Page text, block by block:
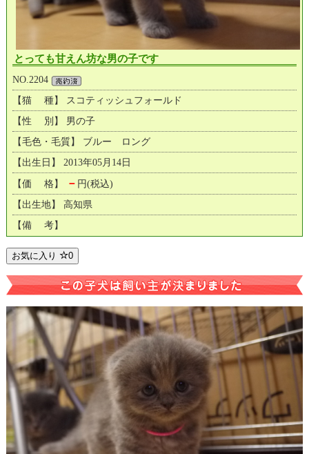
とっても甘えん坊な男の子です
NO.2204
【猫 種】 スコティッシュフォールド
【性 別】 男の子
【毛色・毛質】 ブルー ロング
【出生日】 2013年05月14日
【価 格】 － 円(税込)
【出生地】 高知県
【備 考】
お気に入り 0